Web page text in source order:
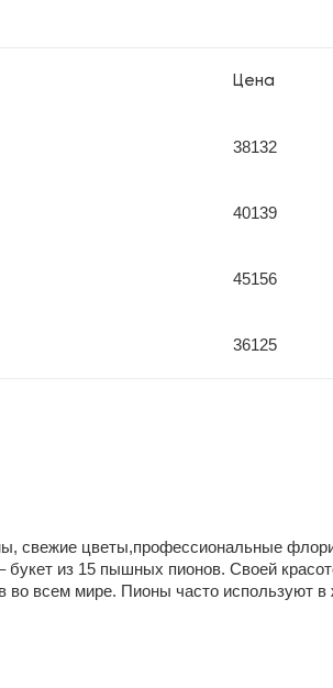
Цена
38132
40139
45156
36125
цветы,профессиональные
из 15 пышных пионов. Своей
во всем мире. Пионы часто используют